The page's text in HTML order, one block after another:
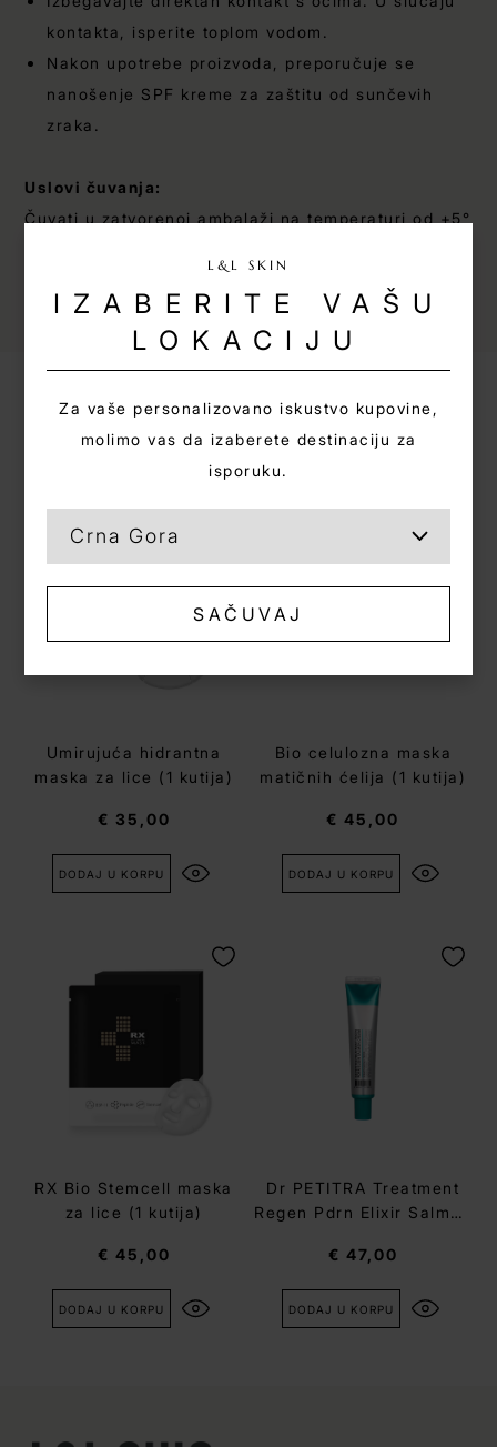
kontakta, isperite toplom vodom.
Nakon upotrebe proizvoda, preporučuje se
nanošenje SPF kreme za zaštitu od sunčevih
zraka.
Uslovi čuvanja:
Čuvati u zatvorenoj ambalaži na temperaturi od +5°
SLIČNI PROIZVODI:
Umirujuća hidrantna
maska za lice (1 kutija)
€ 35,00
DODAJ U KORPU
Bio celulozna maska
matičnih ćelija (1 kutija)
€ 45,00
DODAJ U KORPU
RX Bio Stemcell maska
za lice (1 kutija)
€ 45,00
DODAJ U KORPU
Dr PETITRA Treatment
Regen Pdrn Elixir Salmon
€ 47,00
DODAJ U KORPU
L&L SKIN
IZABERITE VAŠU
LOKACIJU
Za vaše personalizovano iskustvo kupovine,
molimo vas da izaberete destinaciju za
isporuku.
SAČUVAJ